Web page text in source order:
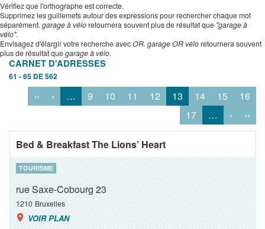
Vérifiez que l'orthographe est correcte.
Supprimez les guillemets autour des expressions pour rechercher chaque mot
séparément. garage à véloretournera souvent plus de résultat que "garage à
vélo".
Envisagez d'élargir votre recherche avecOR. garage OR véloretournera souvent
plus de résultat quegarage à vélo.
CARNET D'ADRESSES
61 - 65 DE 562
‹‹ ‹ … 9 10 11 12 13 14 15
16
17
… › ››
Bed & Breakfast The Lions’ Heart
TOURISME
rue Saxe-Cobourg 23
1210 Bruxelles
VOIR PLAN